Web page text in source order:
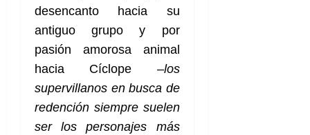
desencanto hacia su
antiguo grupo y por
pasión amorosa animal
hacia Cíclope –los
supervillanos en busca de
redención siempre suelen
ser los personajes más